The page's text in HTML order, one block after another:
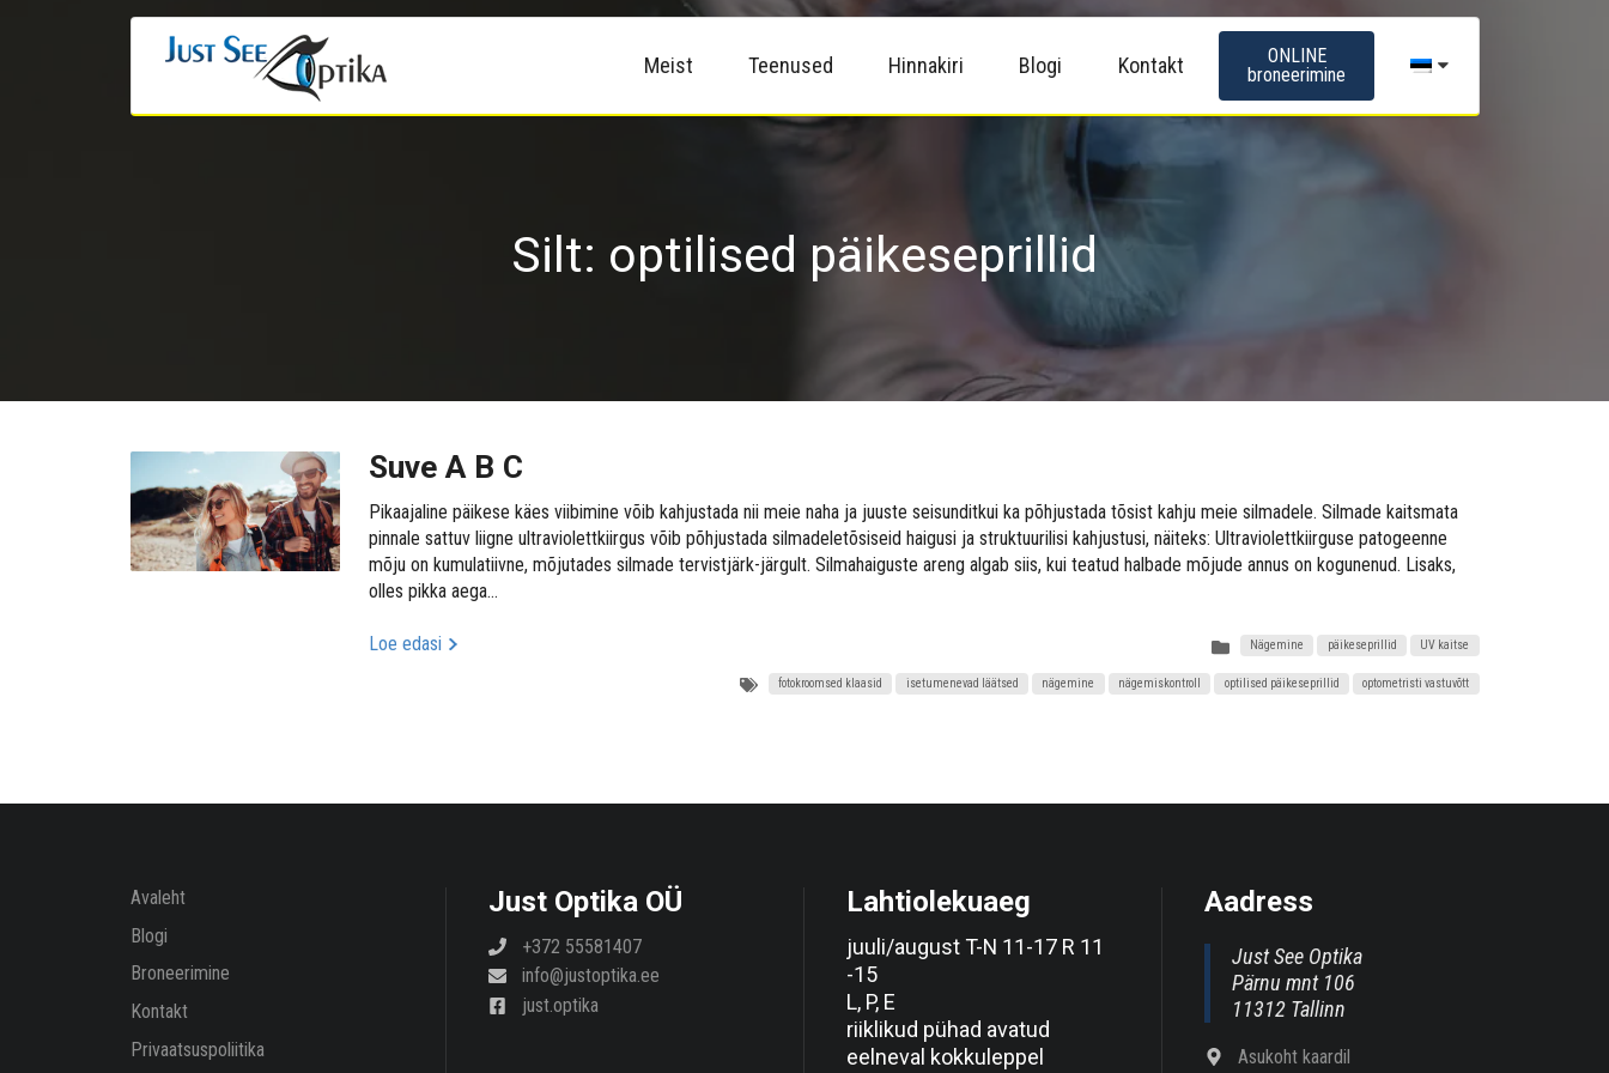
Meist Teenused Hinnakiri Blogi Kontakt
ONLINE
broneerimine
Silt: optilised päikeseprillid
Suve A B C
Pikaajaline päikese käes viibimine võib kahjustada nii meie naha ja juuste seisunditkui ka põhjustada tõsist kahju meie silmadele. Silmade kaitsmata
pinnale sattuv liigne ultraviolettkiirgus võib põhjustada silmadeletõsiseid haigusi ja struktuurilisi kahjustusi, näiteks: Ultraviolettkiirguse patogeenne
mõju on kumulatiivne, mõjutades silmade tervistjärk-järgult. Silmahaiguste areng algab siis, kui teatud halbade mõjude annus on kogunenud. Lisaks,
olles pikka aega…
Loe edasi Nägemine päikeseprillid UV kaitse
fotokroomsed klaasid isetumenevad läätsed nägemine nägemiskontroll optilised päikeseprillid optometristi vastuvõtt
Avaleht
Blogi
Broneerimine
Kontakt
Privaatsuspoliitika
Just Optika OÜ
+372 55581407
info@justoptika.ee
just.optika
Lahtiolekuaeg
juuli/august T-N 11-17 R 11
-15
L, P, E
riiklikud pühad avatud
eelneval kokkuleppel
Aadress
Just See Optika
Pärnu mnt 106
11312 Tallinn
Asukoht kaardil